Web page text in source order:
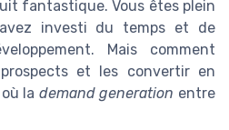
fantastique. Vous êtes plein
avez investi du temps et de
Mais comment
et les convertir en
la demand generation entre